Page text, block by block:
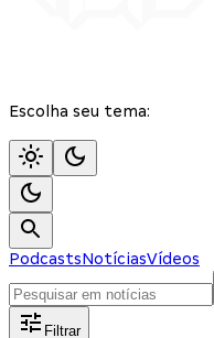
Escolha seu tema:
PodcastsNotíciasVídeos
Filtrar